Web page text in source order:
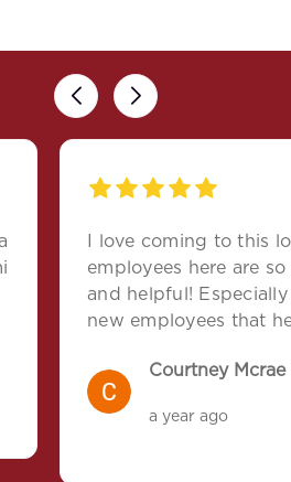
I love coming to this
employees here are
and helpful!
new employees that
amazing and makes
even better!
Courtney Mcrae
a year ago
Next
Previous